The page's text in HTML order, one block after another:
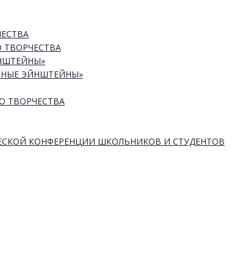
ЭЙНШТЕЙНЫ»
ТВОРЧЕСТВА
КОНФЕРЕНЦИИ ШКОЛЬНИКОВ И СТУДЕНТОВ